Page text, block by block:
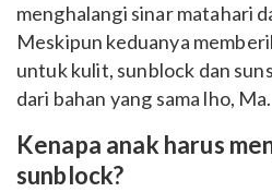
menghalangi sinar matahari
Meskipun keduanya
untuk kulit, sunblock dan
dari bahan yang sama lho, Ma.
Kenapa anak harus
sunblock?